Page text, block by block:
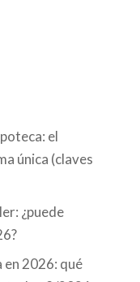
el
única (claves
¿puede
2026: qué